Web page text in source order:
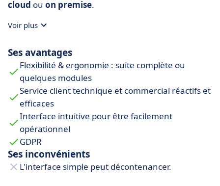
cloud ou on premise.
Voir plus
Ses avantages
Flexibilité & ergonomie : suite complète ou
quelques modules
Service client technique et commercial réactifs et
efficaces
Interface intuitive pour être facilement
opérationnel
GDPR
Ses inconvénients
L'interface simple peut décontenancer.